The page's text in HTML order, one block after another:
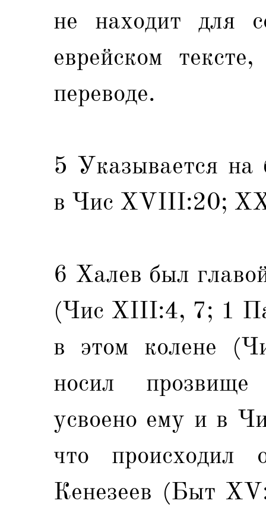
не находит для
еврейском
переводе.
5 Указывается на
в Чис XVIII:20;
6 Халев был
(Чис XIII:4, 7; 1
в этом колене
носил прозвище
усвоено ему и в
что
Кенезеев (Быт